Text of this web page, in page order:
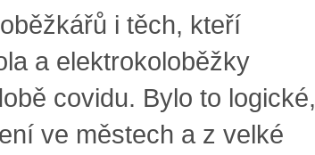
i těch, kteří
a elektrokoloběžky
covidu. Bylo to logické,
ve městech a z velké